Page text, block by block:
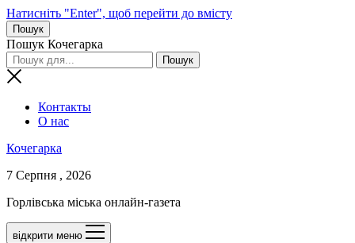
Натисніть "Enter", щоб перейти до вмісту
Пошук
Пошук Кочегарка
Контакты
О нас
Кочегарка
7 Серпня , 2026
Горлівська міська онлайн-газета
відкрити меню